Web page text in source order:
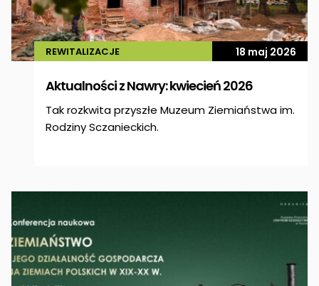
REWITALIZACJE 18 maj 2026
Aktualności z Nawry: kwiecień 2026
Tak rozkwita przyszłe Muzeum Ziemiaństwa im.
Rodziny Sczanieckich.